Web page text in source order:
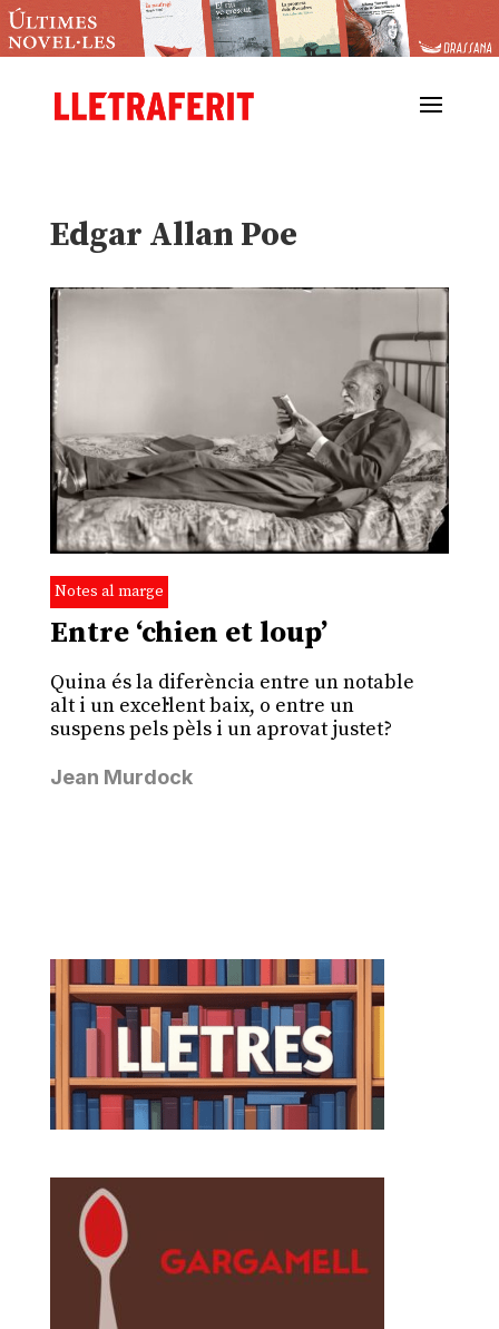
Edgar Allan Poe
Notes al marge
Entre ‘chien et loup’
Quina és la diferència entre un notable
alt i un excel·lent baix, o entre un
suspens pels pèls i un aprovat justet?
Jean Murdock